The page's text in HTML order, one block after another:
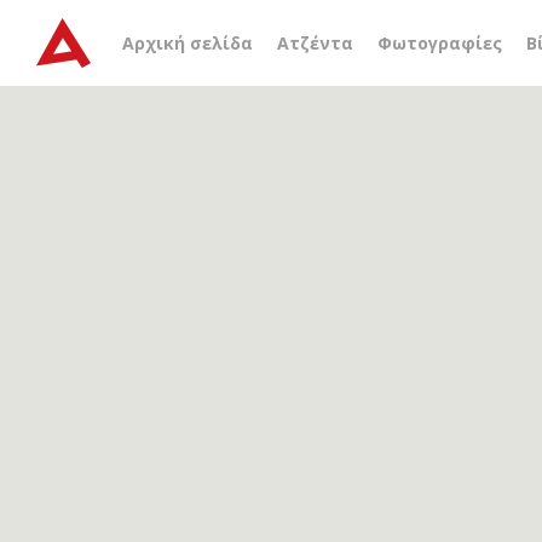
Αρχική σελίδα Ατζέντα Φωτογραφίες
Αρχείο ετικέτας Αθηνά